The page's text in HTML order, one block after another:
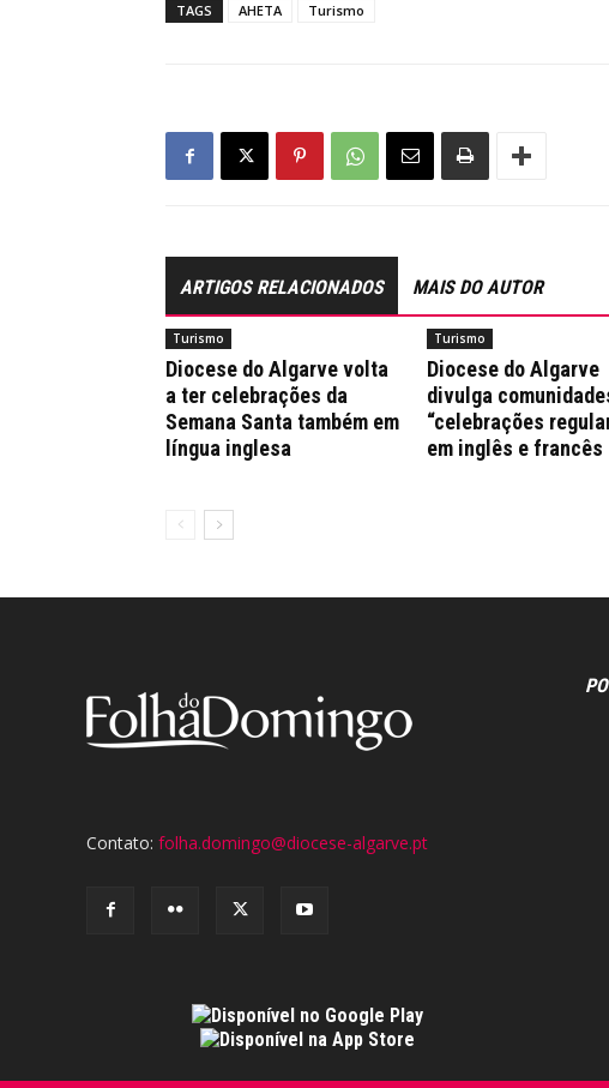
TAGS AHETA Turismo
ARTIGOS RELACIONADOS MAIS DO AUTOR
Turismo
Diocese do Algarve volta
a ter celebrações da
Semana Santa também em
língua inglesa
Turismo
Diocese do Algarve
divulga
“celebrações
em inglês e francês
Contato: folha.domingo@diocese-algarve.pt